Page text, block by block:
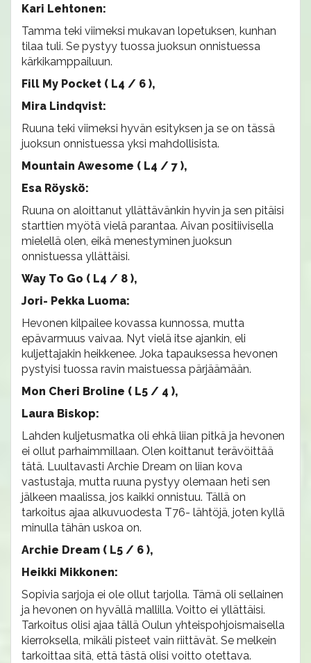
Kari Lehtonen:
Tamma teki viimeksi mukavan lopetuksen, kunhan
tilaa tuli. Se pystyy tuossa juoksun onnistuessa
kärkikamppailuun.
Fill My Pocket ( L4 / 6 ),
Mira Lindqvist:
Ruuna teki viimeksi hyvän esityksen ja se on tässä
juoksun onnistuessa yksi mahdollisista.
Mountain Awesome ( L4 / 7 ),
Esa Röyskö:
Ruuna on aloittanut yllättävänkin hyvin ja sen pitäisi
starttien myötä vielä parantaa. Aivan positiivisella
mielellä olen, eikä menestyminen juoksun
onnistuessa yllättäisi.
Way To Go ( L4 / 8 ),
Jori- Pekka Luoma:
Hevonen kilpailee kovassa kunnossa, mutta
epävarmuus vaivaa. Nyt vielä itse ajankin, eli
kuljettajakin heikkenee. Joka tapauksessa hevonen
pystyisi tuossa ravin maistuessa pärjäämään.
Mon Cheri Broline ( L5 / 4 ),
Laura Biskop:
Lahden kuljetusmatka oli ehkä liian pitkä ja hevonen
ei ollut parhaimmillaan. Olen koittanut terävöittää
tätä. Luultavasti Archie Dream on liian kova
vastustaja, mutta ruuna pystyy olemaan heti sen
jälkeen maalissa, jos kaikki onnistuu. Tällä on
tarkoitus ajaa alkuvuodesta T76- lähtöjä, joten kyllä
minulla tähän uskoa on.
Archie Dream ( L5 / 6 ),
Heikki Mikkonen:
Sopivia sarjoja ei ole ollut tarjolla. Tämä oli sellainen
ja hevonen on hyvällä mallilla. Voitto ei yllättäisi.
Tarkoitus olisi ajaa tällä Oulun yhteispohjoismaisella
kierroksella, mikäli pisteet vain riittävät. Se melkein
tarkoittaa sitä, että tästä olisi voitto otettava.